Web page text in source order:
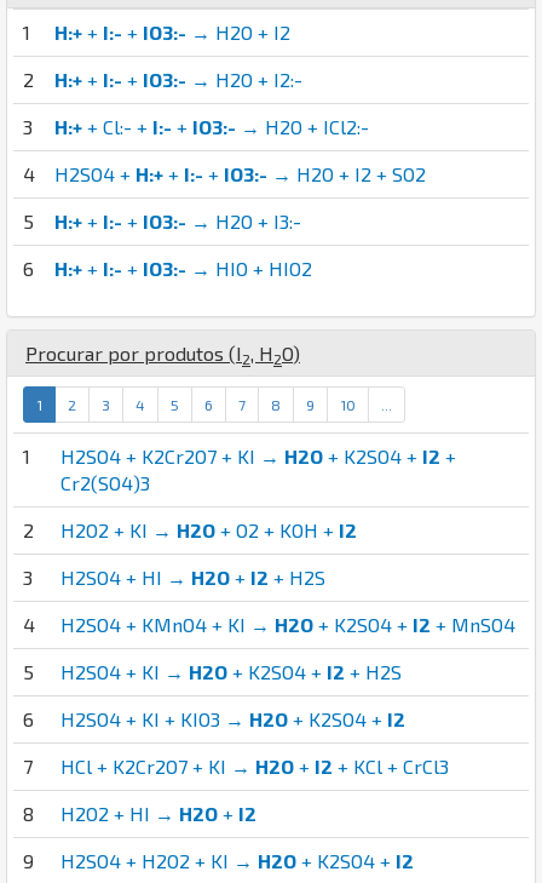
1 H:+ + I:- + IO3:- → H2O + I2
2 H:+ + I:- + IO3:- → H2O + I2:-
3 H:+ + Cl:- + I:- + IO3:- → H2O + ICl2:-
4 H2SO4 + H:+ + I:- + IO3:- → H2O + I2 + SO2
5 H:+ + I:- + IO3:- → H2O + I3:-
6 H:+ + I:- + IO3:- → HIO + HIO2
Procurar por produtos (I 2, H 2O)
1 2 3 4 5 6 7 8 9 10
1 H2SO4 + K2Cr2O7 + KI → H2O + K2SO4 + I2 +
Cr2(SO4)3
2 H2O2 + KI → H2O + O2 + KOH + I2
3 H2SO4 + HI → H2O + I2 + H2S
4 H2SO4 + KMnO4 + KI → H2O + K2SO4 + I2 + MnSO4
5 H2SO4 + KI → H2O + K2SO4 + I2 + H2S
6 H2SO4 + KI + KIO3 → H2O + K2SO4 + I2
7 HCl + K2Cr2O7 + KI → H2O + I2 + KCl + CrCl3
8 H2O2 + HI → H2O + I2
9 H2SO4 + H2O2 + KI → H2O + K2SO4 + I2